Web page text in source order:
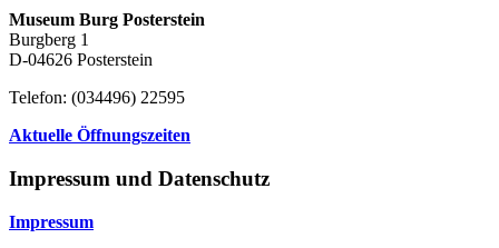
Museum Burg Posterstein
Burgberg 1
D-04626 Posterstein
Telefon: (034496) 22595
Aktuelle Öffnungszeiten
Impressum und Datenschutz
Impressum